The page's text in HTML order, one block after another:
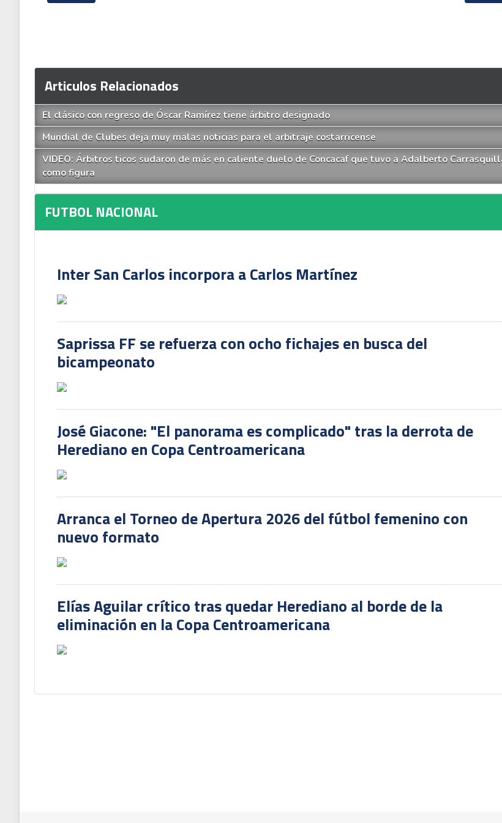
Articulos Relacionados
El clásico con regreso de Óscar Ramírez tiene árbitro designado
Mundial de Clubes deja muy malas noticias para el arbitraje costarricense
VIDEO: Árbitros ticos sudaron de más en caliente duelo de Concacaf que tuvo a Adalberto
como figura
FUTBOL NACIONAL
Inter San Carlos incorpora a Carlos Martínez
Saprissa FF se refuerza con ocho fichajes en busca del
bicampeonato
José Giacone: "El panorama es complicado" tras la derrota de
Herediano en Copa Centroamericana
Arranca el Torneo de Apertura 2026 del fútbol femenino con
nuevo formato
Elías Aguilar crítico tras quedar Herediano al borde de la
eliminación en la Copa Centroamericana